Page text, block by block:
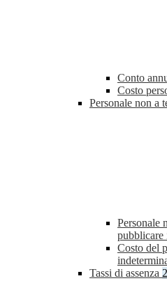
Conto
Costo
Personale non a
Personale
pubblicare
Costo del
Tassi di assenza